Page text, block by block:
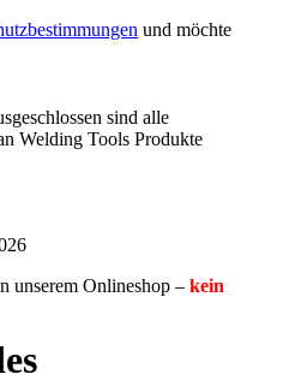
und möchte
sind alle
Welding Tools Produkte
unserem Onlineshop – kein